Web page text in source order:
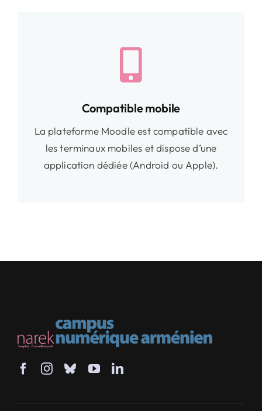
Compatible mobile
La plateforme Moodle est compatible avec
les terminaux mobiles et dispose d’une
application dédiée (Android ou Apple).